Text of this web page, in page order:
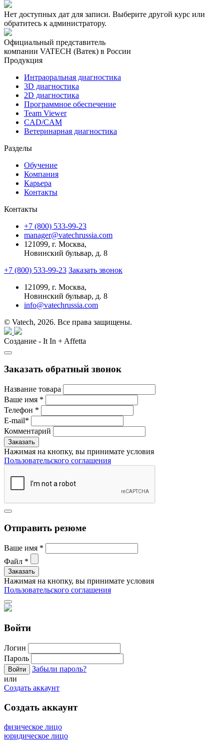
Нет доступных дат для записи. Выберите другой курс или
обратитесь к администратору.
Официальный представитель
компании VATECH (Ватек) в России
Продукция
Интраоральная диагностика
3D диагностика
2D диагностика
Программное обеспечение
Team Viewer
CAD/CAM
Ветеринарная диагностика
Разделы
Обучение
Компания
Карьера
Контакты
Контакты
+7 (800) 533-99-23
manager@vatechrussia.com
121099, г. Москва,
Новинский бульвар, д. 8
+7 (800) 533-99-23 Заказать звонок
121099, г. Москва,
Новинский бульвар, д. 8
info@vatechrussia.com
© Vatech, 2026. Все права защищены.
Создание - It In + Affetta
Заказать обратный звонок
Название товара
Ваше имя *
Телефон *
E-mail*
Комментарий
Нажимая на кнопку, вы принимате условия
Пользовательского соглашения
Отправить резюме
Ваше имя *
Файл *
Нажимая на кнопку, вы принимате условия
Пользовательского соглашения
Войти
Логин
Пароль
Забыли пароль?
или
Создать аккаунт
Создать аккаунт
физическое лицо
юридическое лицо